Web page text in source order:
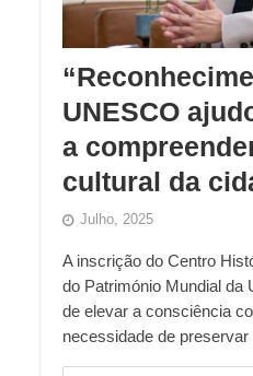
UNESCO
a
cultural da
Julho, 2025
A inscrição do Centro
do Património Mundial da
de elevar a consciência
necessidade de preservar